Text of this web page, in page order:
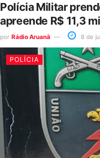
Polícia Militar
apreende R$ 11,3
por Rádio Aruanã 8 de
POLÍCIA